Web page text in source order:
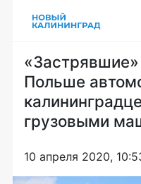
Польше
грузовыми
10 апреля 2020,